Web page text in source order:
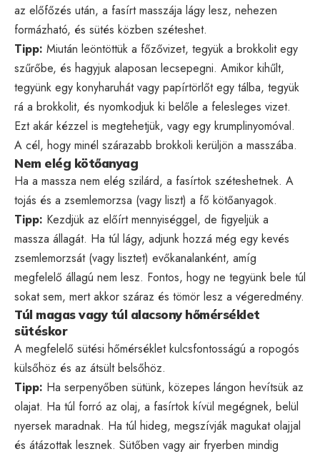
az előfőzés után, a fasírt masszája lágy lesz, nehezen
formázható, és sütés közben széteshet.
Tipp: Miután leöntöttük a főzővizet, tegyük a brokkolit egy
szűrőbe, és hagyjuk alaposan lecsepegni. Amikor kihűlt,
tegyünk egy konyharuhát vagy papírtörlőt egy tálba, tegyük
rá a brokkolit, és nyomkodjuk ki belőle a felesleges vizet.
Ezt akár kézzel is megtehetjük, vagy egy krumplinyomóval.
A cél, hogy minél szárazabb brokkoli kerüljön a masszába.
Nem elég kötőanyag
Ha a massza nem elég szilárd, a fasírtok széteshetnek. A
tojás és a zsemlemorzsa (vagy liszt) a fő kötőanyagok.
Tipp: Kezdjük az előírt mennyiséggel, de figyeljük a
massza állagát. Ha túl lágy, adjunk hozzá még egy kevés
zsemlemorzsát (vagy lisztet) evőkanalanként, amíg
megfelelő állagú nem lesz. Fontos, hogy ne tegyünk bele túl
sokat sem, mert akkor száraz és tömör lesz a végeredmény.
Túl magas vagy túl alacsony hőmérséklet
sütéskor
A megfelelő sütési hőmérséklet kulcsfontosságú a ropogós
külsőhöz és az átsült belsőhöz.
Tipp: Ha serpenyőben sütünk, közepes lángon hevítsük az
olajat. Ha túl forró az olaj, a fasírtok kívül megégnek, belül
nyersek maradnak. Ha túl hideg, megszívják magukat olajjal
és átázottak lesznek. Sütőben vagy air fryerben mindig